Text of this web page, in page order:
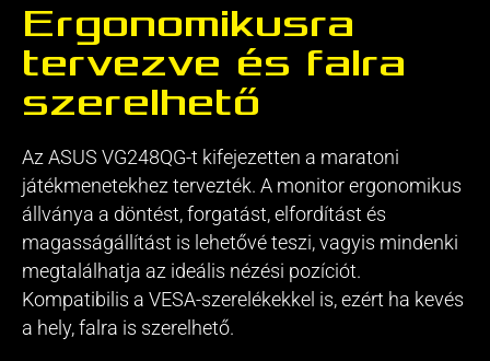
Ergonomikusra
tervezve és falra
szerelhető
Az ASUS VG248QG-t kifejezetten a maratoni
játékmenetekhez tervezték. A monitor ergonomikus
állványa a döntést, forgatást, elfordítást és
magasságállítást is lehetővé teszi, vagyis mindenki
megtalálhatja az ideális nézési pozíciót.
Kompatibilis a VESA-szerelékekkel is, ezért ha kevés
a hely, falra is szerelhető.